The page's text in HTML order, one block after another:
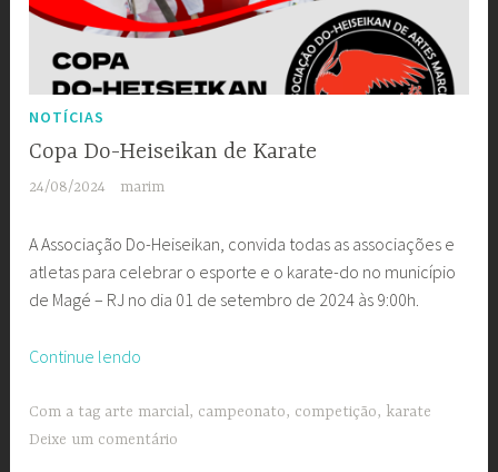
NOTÍCIAS
Copa Do-Heiseikan de Karate
24/08/2024 marim
A Associação Do-Heiseikan, convida todas as associações e
atletas para celebrar o esporte e o karate-do no município
de Magé – RJ no dia 01 de setembro de 2024 às 9:00h.
Continue lendo
Heiseikan
de
Com a tag arte marcial, campeonato, competição, karate
Deixe um comentário